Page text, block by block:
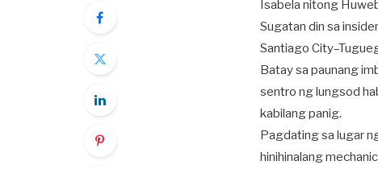
Isabela nitong
Sugatan din sa
Santiago
Batay sa paunang
sentro ng lungsod
kabilang panig.
Pagdating sa lugar
hinihinalang